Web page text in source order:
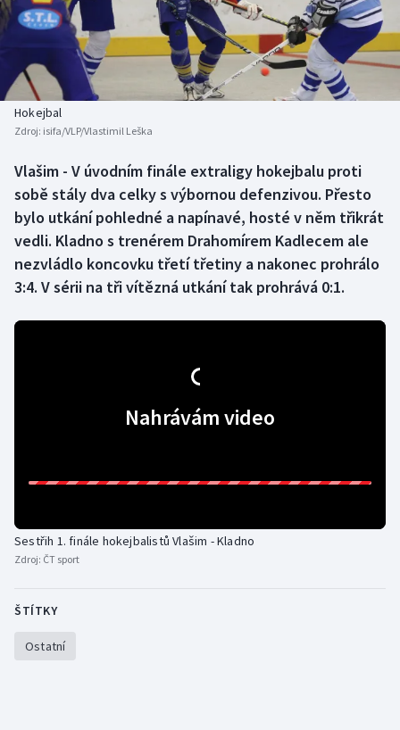
Baseball a softbal
Basketbal
Biatlon
Box
Curling
Dostihy
Florbal
Jezdectví
Soutěže
Historické návraty
Aplikace ČT sport
Hokejbal
Zdroj: isifa/VLP/Vlastimil Leška
Vlašim - V úvodním finále extraligy hokejbalu proti
sobě stály dva celky s výbornou defenzivou. Přesto
bylo utkání pohledné a napínavé, hosté v něm třikrát
vedli. Kladno s trenérem Drahomírem Kadlecem ale
nezvládlo koncovku třetí třetiny a nakonec prohrálo
3:4. V sérii na tři vítězná utkání tak prohrává 0:1.
Nahrávám video
Sestřih 1. finále hokejbalistů Vlašim - Kladno
Zdroj: ČT sport
ŠTÍTKY
Ostatní